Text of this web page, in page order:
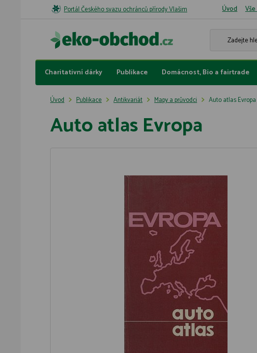
Portál Českého svazu ochránců přírody Vlašim Úvod
Charitativní dárky Publikace Domácnost, Bio a fairtrade
Úvod Publikace Antikvariát Mapy a průvodci Auto atlas Evropa
Auto atlas Evropa